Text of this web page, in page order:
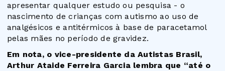
apresentar qualquer estudo ou pesquisa - o
nascimento de crianças com autismo ao uso de
analgésicos e antitérmicos à base de paracetamol
pelas mães no período de gravidez.
Em nota, o vice-presidente da Autistas Brasil,
Arthur Ataide Ferreira Garcia lembra que “até o